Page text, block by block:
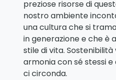
preziose risorse di
nostro ambiente
una cultura che si
in generazione e che è
stile di vita.
armonia con sé stessi
ci circonda.